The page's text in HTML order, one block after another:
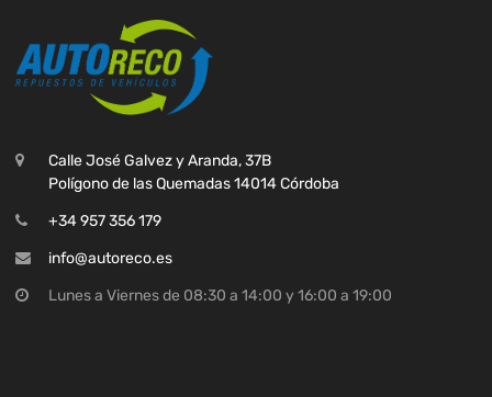
Calle José Galvez y Aranda, 37B
Polígono de las Quemadas 14014 Córdoba
+34 957 356 179
info@autoreco.es
Lunes a Viernes de 08:30 a 14:00 y 16:00 a 19:00